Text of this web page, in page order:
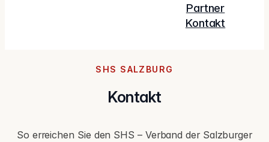
Partner
Kontakt
SHS SALZBURG
Kontakt
So erreichen Sie den SHS – Verband der Salzburger